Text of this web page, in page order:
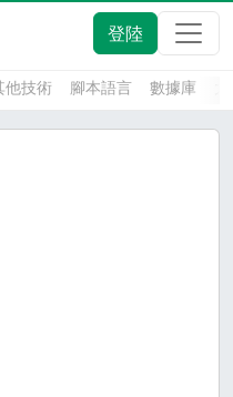
登陸
他技術 腳本語言 數據庫